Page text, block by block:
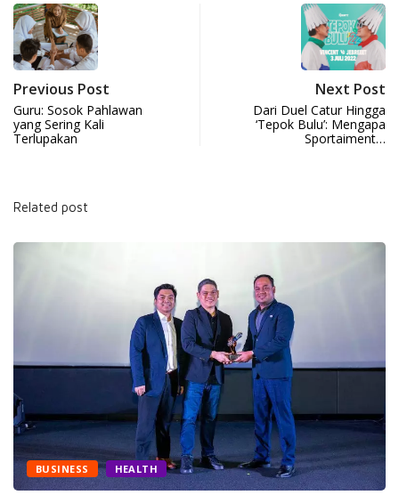
Previous Post
Guru: Sosok Pahlawan
yang Sering Kali
Terlupakan
Next Post
Dari Duel Catur Hingga
‘Tepok Bulu’: Mengapa
Sportaiment…
Related post
BUSINESS HEALTH